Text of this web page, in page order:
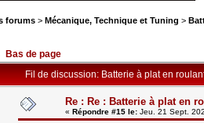
forums > Mécanique, Technique et Tuning >
Bas de page
Fil de discussion: Batterie à plat en
Re : Re : Batterie à plat en
« Répondre #15 le: Jeu. 21 Sept.